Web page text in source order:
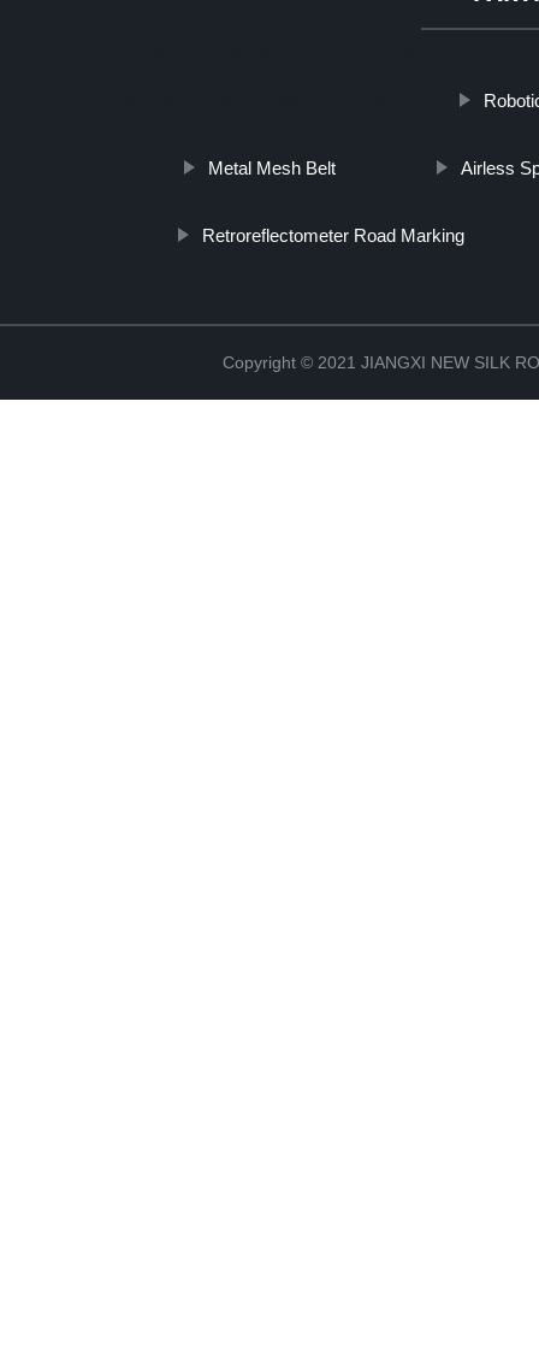
Metal Mesh Belt Airless
Retroreflectometer Road Marking
Copyright © 2021 JIANGXI NEW SILK